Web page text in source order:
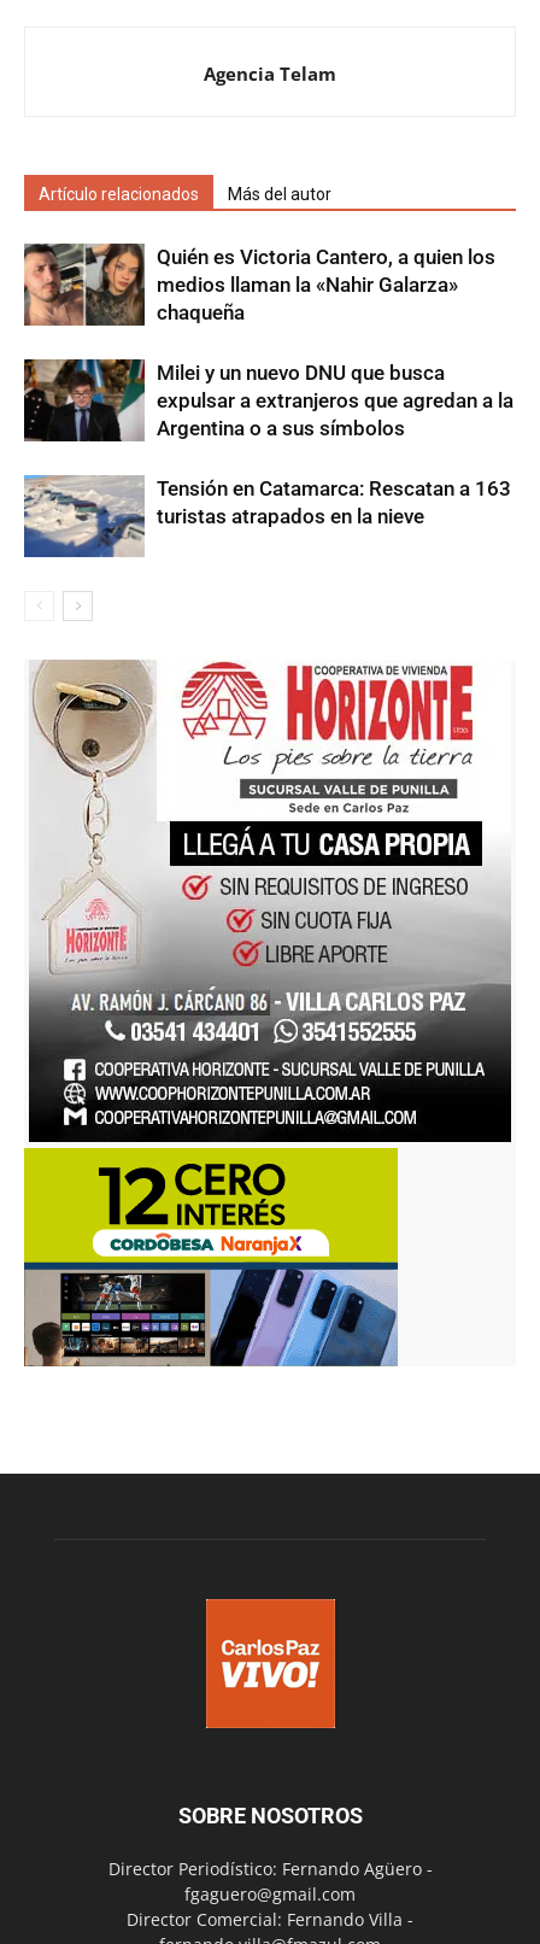
Agencia Telam
Artículo relacionados Más del autor
Quién es Victoria Cantero, a quien los
medios llaman la «Nahir Galarza»
chaqueña
Milei y un nuevo DNU que busca
expulsar a extranjeros que agredan a la
Argentina o a sus símbolos
Tensión en Catamarca: Rescatan a 163
turistas atrapados en la nieve
SOBRE NOSOTROS
Director Periodístico: Fernando Agüero -
fgaguero@gmail.com
Director Comercial: Fernando Villa -